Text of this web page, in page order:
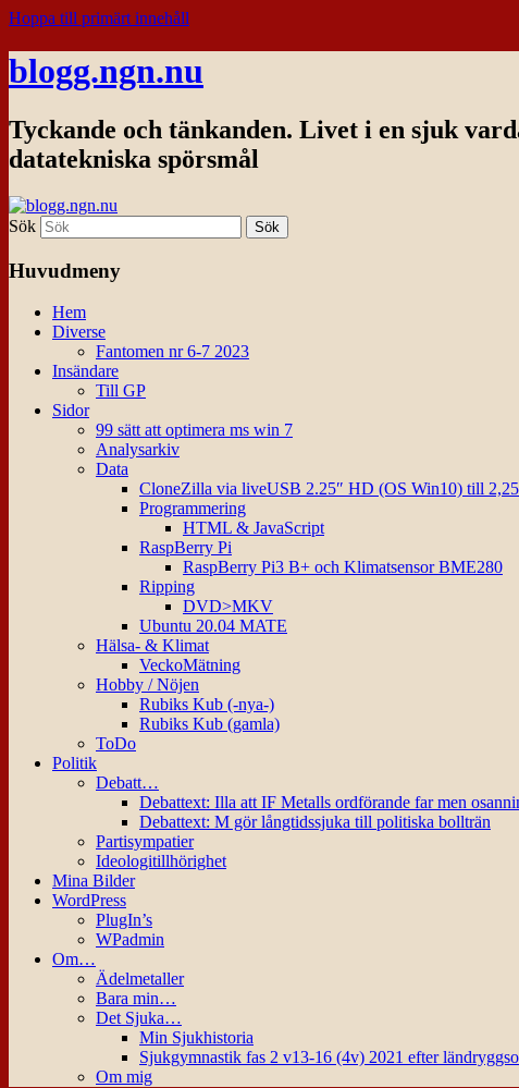
Hoppa till primärt innehåll
blogg.ngn.nu
Tyckande och tänkanden. Livet i en sjuk
datatekniska spörsmål
Sök
Huvudmeny
Hem
Diverse
Fantomen nr 6-7 2023
Insändare
Till GP
Sidor
99 sätt att optimera ms win 7
Analysarkiv
Data
CloneZilla via liveUSB 2.25″ HD (OS Win10) till
Programmering
HTML & JavaScript
RaspBerry Pi
RaspBerry Pi3 B+ och Klimatsensor BME280
Ripping
DVD>MKV
Ubuntu 20.04 MATE
Hälsa- & Klimat
VeckoMätning
Hobby / Nöjen
Rubiks Kub (-nya-)
Rubiks Kub (gamla)
ToDo
Politik
Debatt…
Debattext: Illa att IF Metalls ordförande far men
Debattext: M gör långtidssjuka till politiska bollträn
Partisympatier
Ideologitillhörighet
Mina Bilder
WordPress
PlugIn’s
WPadmin
Om…
Ädelmetaller
Bara min…
Det Sjuka…
Min Sjukhistoria
Sjukgymnastik fas 2 v13-16 (4v) 2021 efter
Om mig